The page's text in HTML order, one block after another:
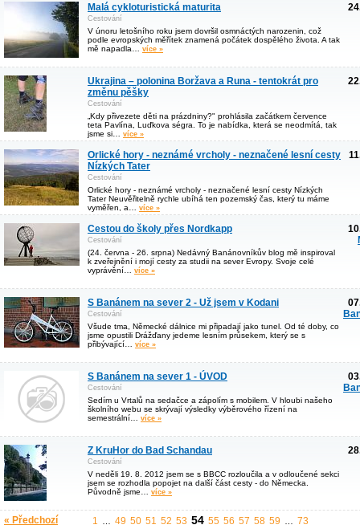
Malá cykloturistická maturita
Cestování
V únoru letošního roku jsem dovršil osmnáctých narozenin, což
podle evropských měřítek znamená počátek dospělého života. A tak
mě napadla… více »
Ukrajina – polonina Boržava a Runa - tentokrát pro
změnu pěšky
Cestování
„Kdy přivezete děti na prázdniny?" prohlásila začátkem července
teta Pavlína, Luďkova ségra. To je nabídka, která se neodmítá, tak
jsme si… více »
Orlické hory - neznámé vrcholy - neznačené lesní cesty
Nízkých Tater
Cestování
Orlické hory - neznámé vrcholy - neznačené lesní cesty Nízkých
Tater Neuvěřitelně rychle ubíhá ten pozemský čas, který tu máme
vyměřen, a… více »
Cestou do školy přes Nordkapp
Cestování
(24. června - 26. srpna) Nedávný Banánovníkův blog mě inspiroval
k zveřejnění i mojí cesty za studii na sever Evropy. Svoje celé
vyprávění… více »
S Banánem na sever 2 - Už jsem v Kodani
Cestování
Všude tma, Německé dálnice mi připadají jako tunel. Od té doby, co
jsme opustili Drážďany jedeme lesním průsekem, který se s
přibývající… více »
S Banánem na sever 1 - ÚVOD
Cestování
Sedím u Vrtalů na sedačce a zápolím s mobilem. V hloubi našeho
školního webu se skrývají výsledky výběrového řízení na
semestrální… více »
Z KruHor do Bad Schandau
Cestování
V neděli 19. 8. 2012 jsem se s BBCC rozloučila a v odloučené sekci
jsem se rozhodla popojet na další část cesty - do Německa.
Původně jsme… více »
« Předchozí 1 49 50 51 52 53 54 55 56 57 58 59 73